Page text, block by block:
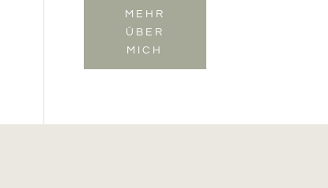
MEHR
ÜBER
MICH